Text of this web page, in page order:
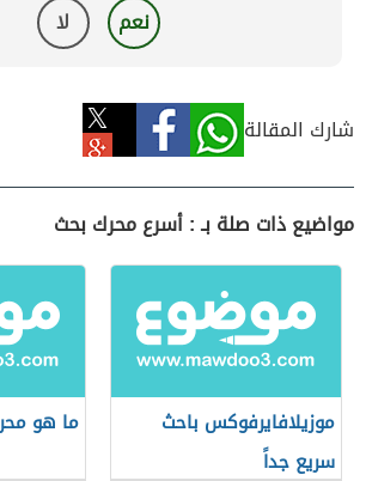
نعم لا
شارك المقالة
مواضيع ذات صلة بـ : أسرع محرك بحث
موزيلافايرفوكس باحث
سريع جداً
ما هو